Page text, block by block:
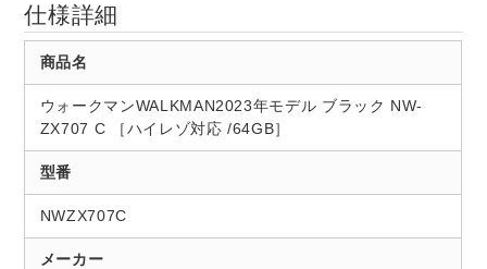
仕様詳細
商品名
ウォークマンWALKMAN2023年モデル ブラック NW-
ZX707 C ［ハイレゾ対応 /64GB］
型番
NWZX707C
メーカー